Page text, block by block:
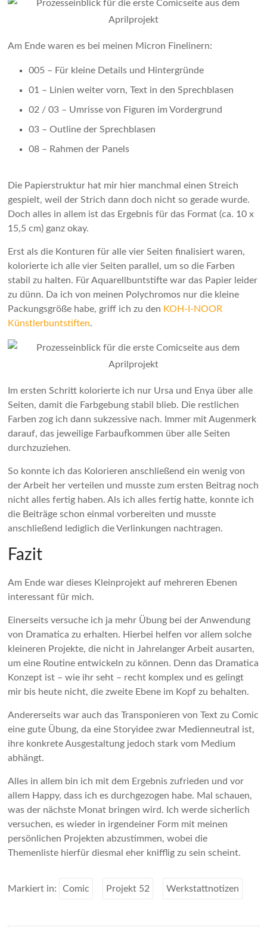
Am Ende waren es bei meinen Micron Finelinern:
005 – Für kleine Details und Hintergründe
01 – Linien weiter vorn, Text in den Sprechblasen
02 / 03 – Umrisse von Figuren im Vordergrund
03 – Outline der Sprechblasen
08 – Rahmen der Panels
Die Papierstruktur hat mir hier manchmal einen Streich
gespielt, weil der Strich dann doch nicht so gerade wurde.
Doch alles in allem ist das Ergebnis für das Format (ca. 10 x
15,5 cm) ganz okay.
Erst als die Konturen für alle vier Seiten finalisiert waren,
kolorierte ich alle vier Seiten parallel, um so die Farben
stabil zu halten. Für Aquarellbuntstifte war das Papier leider
zu dünn. Da ich von meinen Polychromos nur die kleine
Packungsgröße habe, griff ich zu den KOH-I-NOOR
Künstlerbuntstiften.
Im ersten Schritt kolorierte ich nur Ursa und Enya über alle
Seiten, damit die Farbgebung stabil blieb. Die restlichen
Farben zog ich dann sukzessive nach. Immer mit Augenmerk
darauf, das jeweilige Farbaufkommen über alle Seiten
durchzuziehen.
So konnte ich das Kolorieren anschließend ein wenig von
der Arbeit her verteilen und musste zum ersten Beitrag noch
nicht alles fertig haben. Als ich alles fertig hatte, konnte ich
die Beiträge schon einmal vorbereiten und musste
anschließend lediglich die Verlinkungen nachtragen.
Fazit
Am Ende war dieses Kleinprojekt auf mehreren Ebenen
interessant für mich.
Einerseits versuche ich ja mehr Übung bei der Anwendung
von Dramatica zu erhalten. Hierbei helfen vor allem solche
kleineren Projekte, die nicht in Jahrelanger Arbeit ausarten,
um eine Routine entwickeln zu können. Denn das Dramatica
Konzept ist – wie ihr seht – recht komplex und es gelingt
mir bis heute nicht, die zweite Ebene im Kopf zu behalten.
Andererseits war auch das Transponieren von Text zu Comic
eine gute Übung, da eine Storyidee zwar Medienneutral ist,
ihre konkrete Ausgestaltung jedoch stark vom Medium
abhängt.
Alles in allem bin ich mit dem Ergebnis zufrieden und vor
allem Happy, dass ich es durchgezogen habe. Mal schauen,
was der nächste Monat bringen wird. Ich werde sicherlich
versuchen, es wieder in irgendeiner Form mit meinen
persönlichen Projekten abzustimmen, wobei die
Themenliste hierfür diesmal eher knifflig zu sein scheint.
Markiert in: Comic Projekt 52 Werkstattnotizen